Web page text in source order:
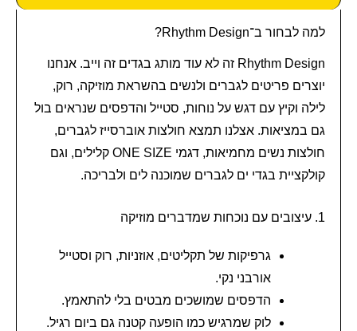
למה לבחור ב־Rhythm Design?
Rhythm Design זה לא עוד מותג בגדים זה וייב. אנחנו
יוצרים פריטים לגברים ולנשים בהשראת מוזיקה, רוק,
לילה וקיץ עם דגש על נוחות, סטייל והדפסים שנראים בול
גם במציאות. אצלנו תמצא חולצות אוברסייז לגברים,
חולצות נשים מחמיאות, דגמי ONE SIZE קלילים, וגם
קולקציית בגדי ים לגברים שמוכנה לים ולבריכה.
1. עיצובים עם נוכחות שמדברים מוזיקה
גרפיקות של תקליטים, אוזניות, רוק וסטייל
אורבני נקי.
הדפסים שמושכים מבטים בלי להתאמץ.
לוק שמרגיש כמו הופעה קטנה גם ביום רגיל.